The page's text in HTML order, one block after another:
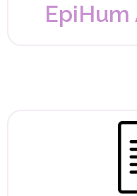
EpiHum